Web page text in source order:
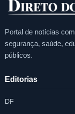
Portal de notícias
segurança, saúde,
públicos.
Editorias
DF